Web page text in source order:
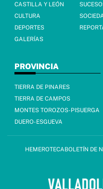
CASTILLA Y LEÓN
CULTURA
DEPORTES
GALERÍAS
PROVINCIA
TIERRA DE PINARES
TIERRA DE CAMPOS
MONTES TOROZOS-PISUERGA
DUERO-ESGUEVA
HEMEROTECABOLETÍN DE